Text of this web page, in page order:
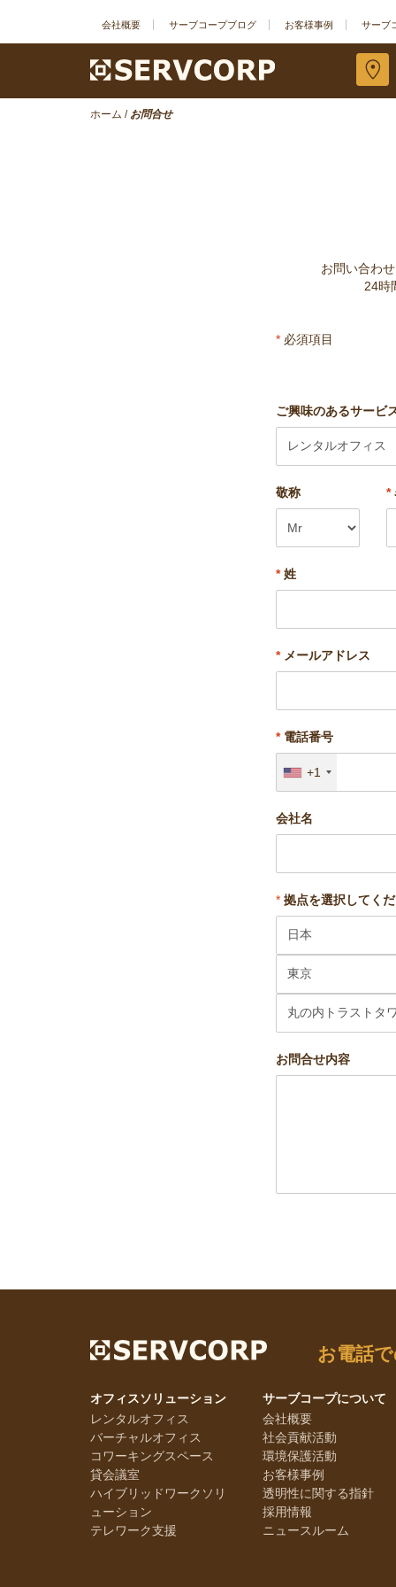
会社概要 サーブコープブログ お客様事例 サーブ
ホーム / お問合せ
お問い合わ
24時
*必須項目
ご興味のあるサービ
敬称 *
*姓
*メールアドレス
*電話番号
+1
会社名
* 拠点を選択してく
お問合せ内容
お電話
オフィスソリューション
レンタルオフィス
バーチャルオフィス
コワーキングスペース
貸会議室
ハイブリッドワークソリ
ューション
テレワーク支援
サーブコープについて
会社概要
社会貢献活動
環境保護活動
お客様事例
透明性に関する指針
採用情報
ニュースルーム